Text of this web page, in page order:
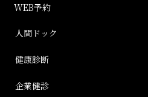
WEB予約
人間ドック
健康診断
企業健診